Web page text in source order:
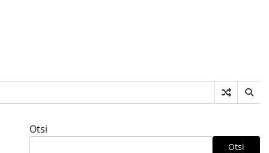
Otsi
Otsi